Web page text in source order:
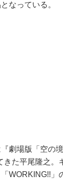
なっている。
劇場版「空の
きた平尾隆之。
WORKING!!